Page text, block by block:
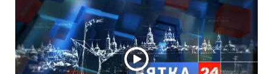
ажиотаж из-за этого
продукта: что купить?
подожгли.
Новости СМИ2